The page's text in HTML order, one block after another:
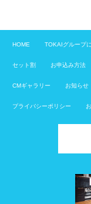
HOME TOKAIグループ
セット割 お申込み方法
CMギャラリー お知らせ
プライバシーポリシー